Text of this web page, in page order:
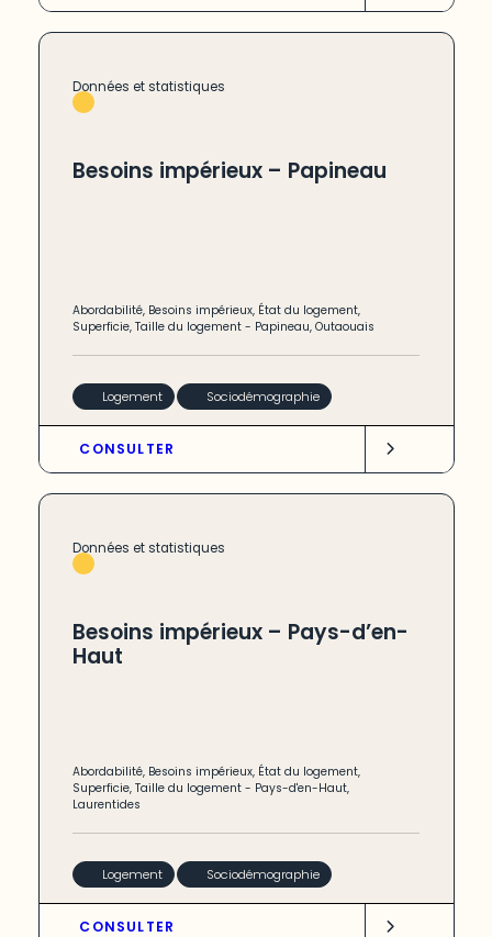
Données et statistiques
Besoins impérieux – Papineau
Abordabilité, Besoins impérieux, État du logement,
Superficie,Taille du logement - Papineau,Outaouais
Logement Sociodémographie
CONSULTER
Données et statistiques
Besoins impérieux – Pays-d’en-
Haut
Abordabilité, Besoins impérieux, État du logement,
Superficie,Taille du logement - Pays-d'en-Haut,
Laurentides
Logement Sociodémographie
CONSULTER